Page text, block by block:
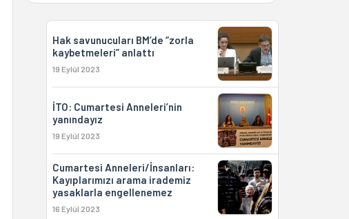
Hak savunucuları BM’de “zorla
kaybetmeleri” anlattı
19 Eylül 2023
İTO: Cumartesi Anneleri’nin
yanındayız
19 Eylül 2023
Cumartesi Anneleri/İnsanları:
Kayıplarımızı arama irademiz
yasaklarla engellenemez
16 Eylül 2023